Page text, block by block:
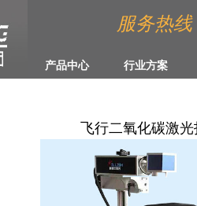
服务热线
产品中心 行业方案
飞行二氧化碳激